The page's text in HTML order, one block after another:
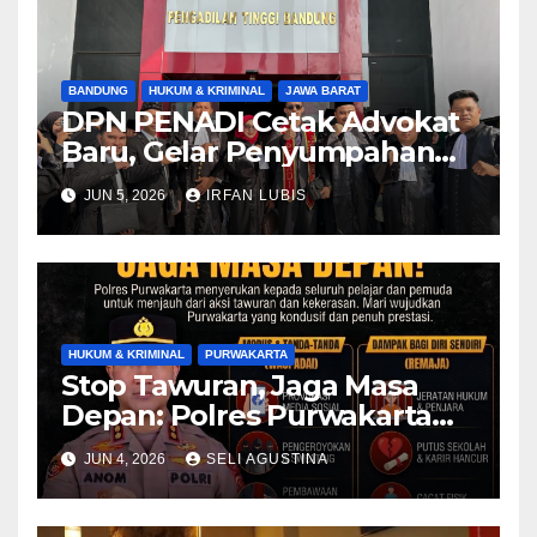
BANDUNG HUKUM & KRIMINAL JAWA BARAT
DPN PENADI Cetak Advokat
Baru, Gelar Penyumpahan
Perdana di Pengadilan
Tinggi Bandung
JUN 5, 2026 IRFAN LUBIS
HUKUM & KRIMINAL PURWAKARTA
Stop Tawuran, Jaga Masa
Depan: Polres Purwakarta
Ajak Generasi Muda Tolak
Kekerasan dan Bijak
Bermedia Sosial
JUN 4, 2026 SELI AGUSTINA